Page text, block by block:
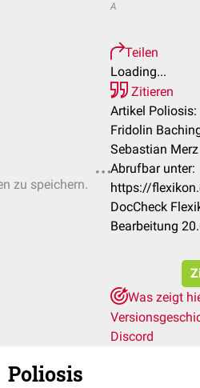
zu speichern.
A
Teilen
Loading...
Zitieren
Artikel Poliosis:
Fridolin
Sebastian Merz
Abrufbar unter:
https://
DocCheck
Bearbeitung
Was zeigt
Discord
Poliosis